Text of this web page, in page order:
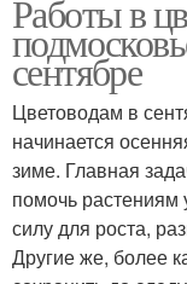
Работы в
сентябре
Цветоводам в
начинается
зиме. Главная
помочь растениям
силу для роста,
Другие же, более